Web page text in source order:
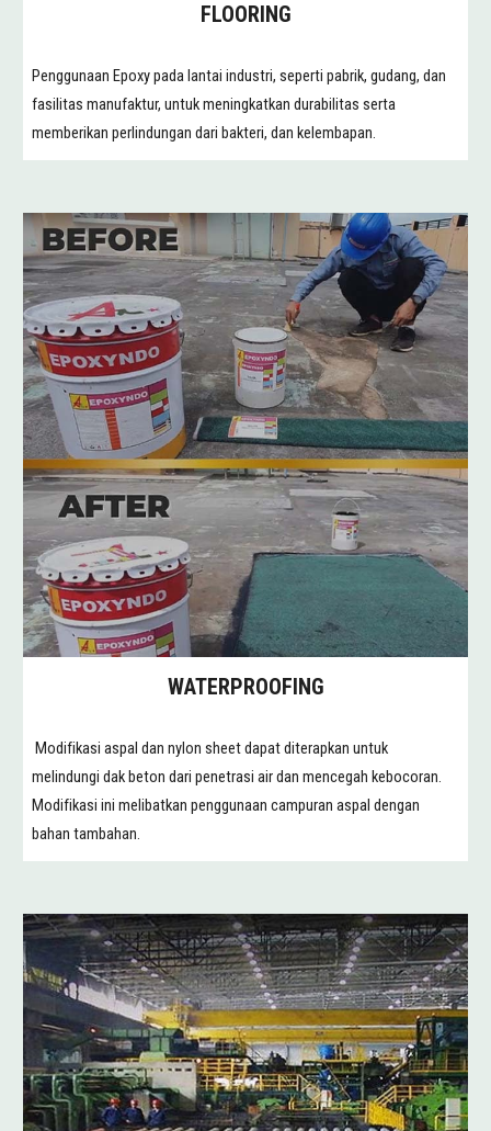
FLOORING
Penggunaan Epoxy pada lantai industri, seperti pabrik, gudang, dan
fasilitas manufaktur, untuk meningkatkan durabilitas serta
memberikan perlindungan dari bakteri, dan kelembapan.
WATERPROOFING
Modifikasi aspal dan nylon sheet dapat diterapkan untuk
melindungi dak beton dari penetrasi air dan mencegah kebocoran.
Modifikasi ini melibatkan penggunaan campuran aspal dengan
bahan tambahan.